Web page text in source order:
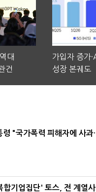
대
건
가입자 증가
성장 본궤도
령 "국가폭력 피해자에 사
합기업집단' 토스, 전 계열